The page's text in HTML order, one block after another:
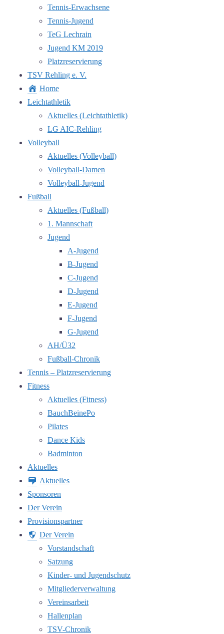
Tennis-Erwachsene
Tennis-Jugend
TeG Lechrain
Jugend KM 2019
Platzreservierung
TSV Rehling e. V.
Home
Leichtathletik
Aktuelles (Leichtathletik)
LG AIC-Rehling
Volleyball
Aktuelles (Volleyball)
Volleyball-Damen
Volleyball-Jugend
Fußball
Aktuelles (Fußball)
1. Mannschaft
Jugend
A-Jugend
B-Jugend
C-Jugend
D-Jugend
E-Jugend
F-Jugend
G-Jugend
AH/Ü32
Fußball-Chronik
Tennis – Platzreservierung
Fitness
Aktuelles (Fitness)
BauchBeinePo
Pilates
Dance Kids
Badminton
Aktuelles
Aktuelles
Sponsoren
Der Verein
Provisionspartner
Der Verein
Vorstandschaft
Satzung
Kinder- und Jugendschutz
Mitgliederverwaltung
Vereinsarbeit
Hallenplan
TSV-Chronik